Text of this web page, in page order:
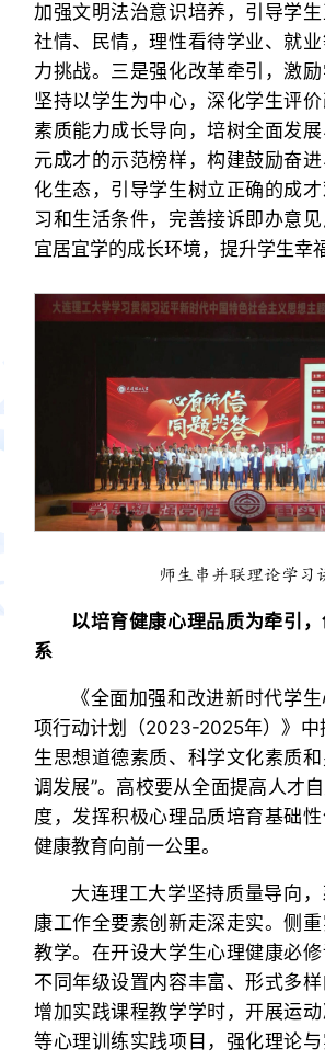
加强文明法治意识培养，引导学生
社情、民情，理性看待学业、就
力挑战。三是强化改革牵引，激励
坚持以学生为中心，深化学生评
素质能力成长导向，培树全面发
元成才的示范榜样，构建鼓励奋
化生态，引导学生树立正确的成
习和生活条件，完善接诉即办意
宜居宜学的成长环境，提升学生幸
师生串并联理论学习
以培育健康心理品质为牵引
系
《全面加强和改进新时代学
项行动计划（2023-2025年）》中
生思想道德素质、科学文化素质
调发展”。高校要从全面提高人才
度，发挥积极心理品质培育基础
健康教育向前一公里。
大连理工大学坚持质量导向
康工作全要素创新走深走实。侧
教学。在开设大学生心理健康必
不同年级设置内容丰富、形式多
增加实践课程教学学时，开展运
等心理训练实践项目，强化理论